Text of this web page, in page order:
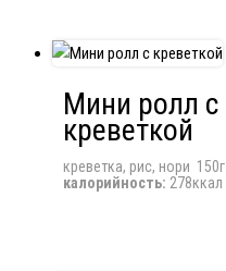
Мини ролл с
креветкой
креветка, рис, нори 150г.
калорийность: 278ккал